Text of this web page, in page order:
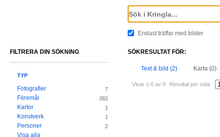
Endast träffar med bilder
SÖKRESULTAT FÖR:
Text & bild (2) Karta (0)
Visar 1-0 av 0 Resultat per sida:
FILTRERA DIN SÖKNING
TYP
Fotografier 7
Föremål 382
Kartor 1
Konstverk 1
Personer 2
Visa alla